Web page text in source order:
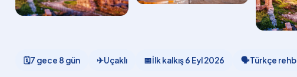
🗓7 gece 8 gün ✈Uçaklı 📅İlk kalkış6 Eyl 2026 🗣Türkçe